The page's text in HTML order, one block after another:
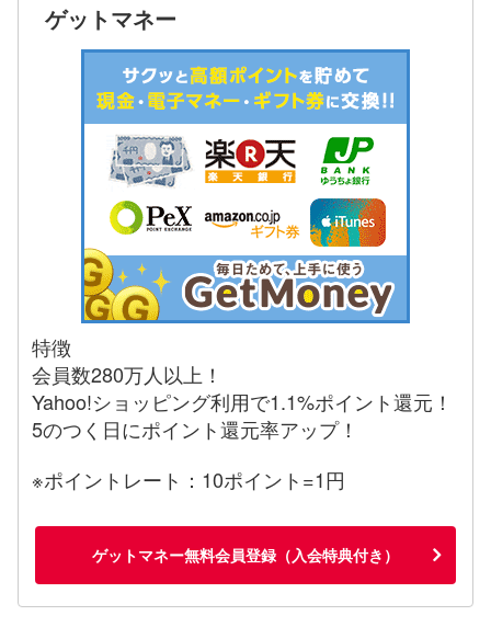
ゲットマネー
特徴
会員数280万人以上！
Yahoo!ショッピング利用で1.1%ポイント還元！
5のつく日にポイント還元率アップ！
※ポイントレート：10ポイント=1円
ゲットマネー無料会員登録（入会特典付き）